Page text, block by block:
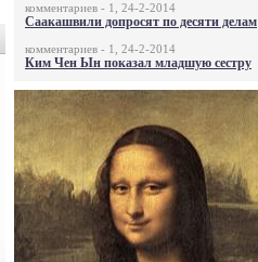
комментариев - 1, 24-2-2014
Саакашвили допросят по десяти делам
комментариев - 1, 24-2-2014
Ким Чен Ын показал младшую сестру